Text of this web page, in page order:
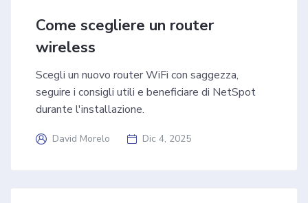
Come scegliere un router
wireless
Scegli un nuovo router WiFi con saggezza,
seguire i consigli utili e beneficiare di NetSpot
durante l'installazione.
David Morelo Dic 4, 2025